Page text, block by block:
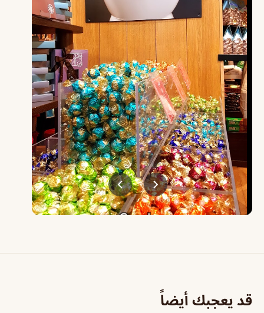
قد يعجبك أيضاً